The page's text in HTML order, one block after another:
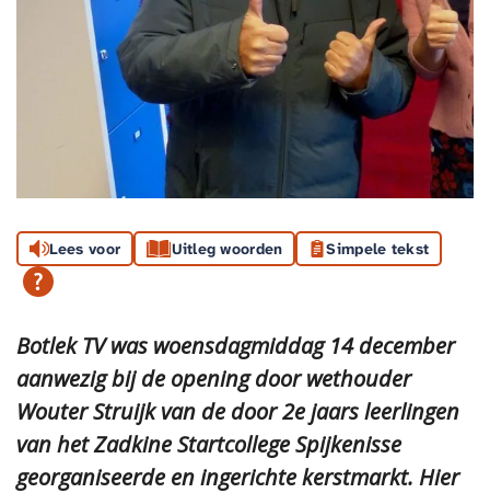
Lees voor Uitleg woorden Simpele tekst
Botlek TV was woensdagmiddag 14 december
aanwezig bij de opening door wethouder
Wouter Struijk van de door 2e jaars leerlingen
van het Zadkine Startcollege Spijkenisse
georganiseerde en ingerichte kerstmarkt. Hier